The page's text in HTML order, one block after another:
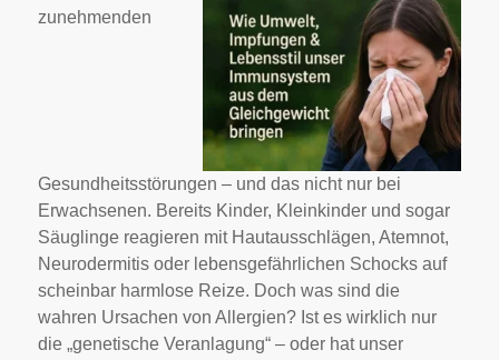
zunehmenden
Gesundheitsstörungen – und das nicht nur bei
Erwachsenen. Bereits Kinder, Kleinkinder und sogar
Säuglinge reagieren mit Hautausschlägen, Atemnot,
Neurodermitis oder lebensgefährlichen Schocks auf
scheinbar harmlose Reize. Doch was sind die
wahren Ursachen von Allergien? Ist es wirklich nur
die „genetische Veranlagung“ – oder hat unser